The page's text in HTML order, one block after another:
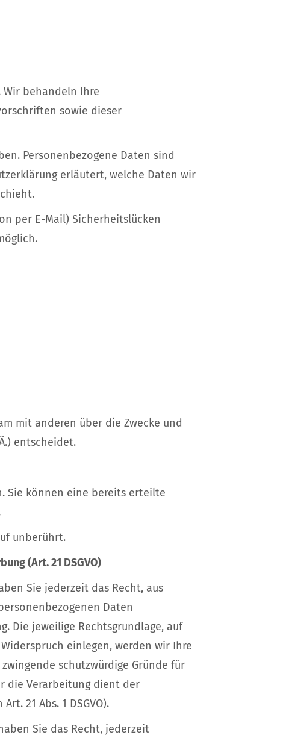
behandeln Ihre
sowie dieser
Personenbezogene Daten sind
erläutert, welche Daten wir
per E-Mail) Sicherheitslücken
mit anderen über die Zwecke und
entscheidet.
Sie können eine bereits erteilte
unberührt.
(Art. 21 DSGVO)
Sie jederzeit das Recht, aus
Daten
Die jeweilige Rechtsgrundlage, auf
einlegen, werden wir Ihre
schutzwürdige Gründe für
die Verarbeitung dient der
21 Abs. 1 DSGVO).
Sie das Recht, jederzeit